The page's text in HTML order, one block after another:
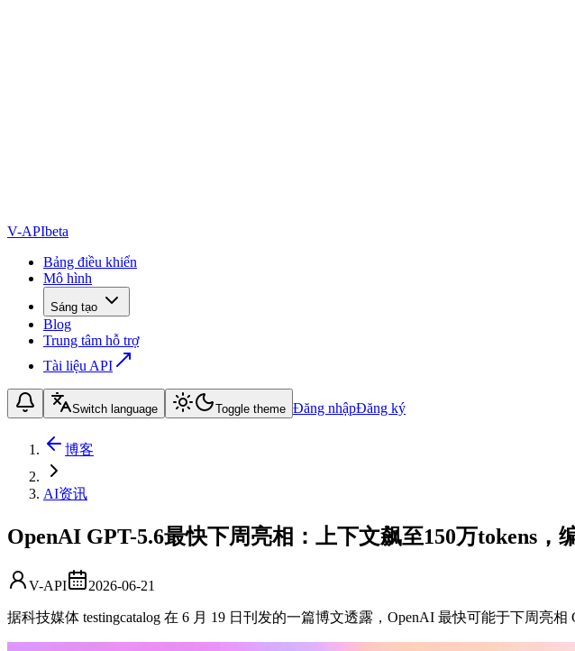
V-APIbeta
Bảng điều khiển
Mô hình
Sáng tạo
Blog
Trung tâm hỗ trợ
Tài liệu API
Switch language Toggle theme Đăng nhậpĐăng ký
博客
AI资讯
OpenAI GPT-5.6最快下周亮相：上下文飙至150万tokens，
V-API 2026-06-21
据科技媒体 testingcatalog 在 6 月 19 日刊发的一篇博文透露，OpenAI 最快可能于下周亮